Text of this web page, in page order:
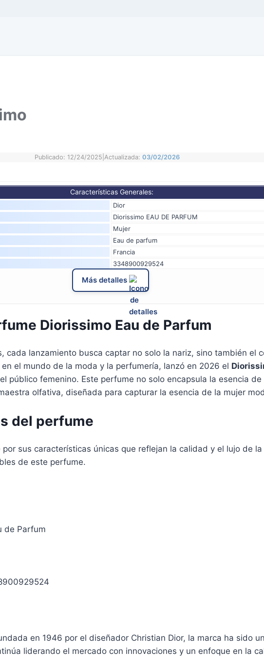
Publicado: 12/24/2025 Actualizada: 03/02/2026
Características Generales:
Dior
Diorissimo EAU DE PARFUM
Mujer
Eau de parfum
Francia
3348900929524
Más detalles
Diorissimo Eau de Parfum
cada lanzamiento busca captar no solo la nariz, sino también el
el mundo de la moda y la perfumería, lanzó en 2026 el
público femenino. Este perfume no solo encapsula la esencia
olfativa, diseñada para capturar la esencia de la mujer
del perfume
por sus características únicas que reflejan la calidad y el lujo de la
de este perfume.
de Parfum
en 1946 por el diseñador Christian Dior, la marca ha sido
liderando el mercado con innovaciones y un enfoque en la